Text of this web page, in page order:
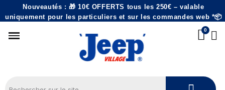
Nouveautés : 🎁 10€ OFFERTS tous les 250€ – valable
uniquement pour les particuliers et sur les commandes web *📦